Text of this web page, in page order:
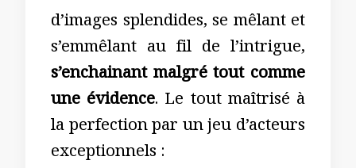
d’images splendides, se mêlant et
s’emmêlant au fil de l’intrigue,
s’enchainant malgré tout comme
une évidence. Le tout maîtrisé à
la perfection par un jeu d’acteurs
exceptionnels :